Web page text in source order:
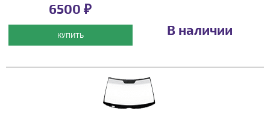
6500 ₽
КУПИТЬ В наличии